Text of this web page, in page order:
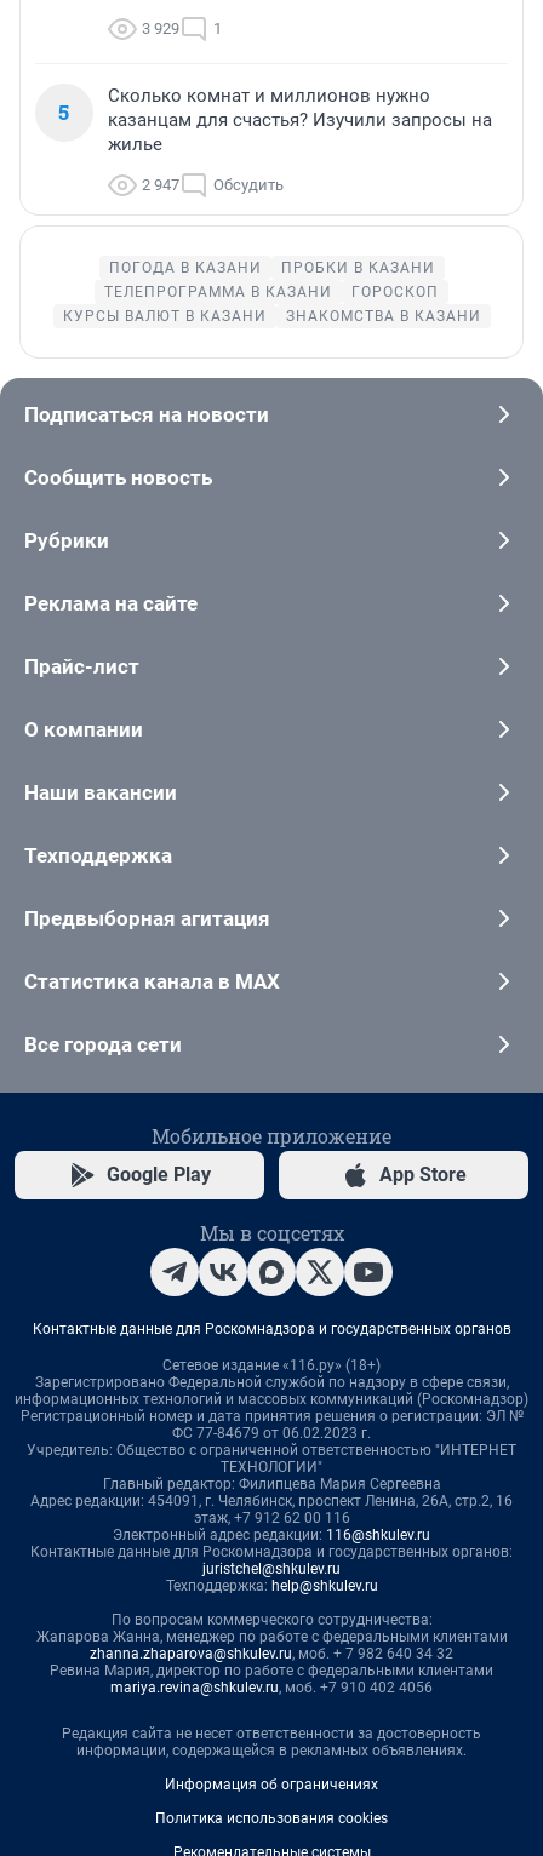
3 929 1
5
Сколько комнат и миллионов нужно
казанцам для счастья? Изучили запросы на
жилье
2 947 Обсудить
ПОГОДА В КАЗАНИ
ПРОБКИ В КАЗАНИ
ТЕЛЕПРОГРАММА В КАЗАНИ
ГОРОСКОП
КУРСЫ ВАЛЮТ В КАЗАНИ
ЗНАКОМСТВА В КАЗАНИ
Подписаться на новости
Сообщить новость
Рубрики
Реклама на сайте
Прайс-лист
О компании
Наши вакансии
Техподдержка
Предвыборная агитация
Статистика канала в MAX
Все города сети
Мобильное приложение
Google Play App Store
Мы в соцсетях
Контактные данные для Роскомнадзора и государственных органов
Сетевое издание «116.ру» (18+)
Зарегистрировано Федеральной службой по надзору в сфере связи,
информационных технологий и массовых коммуникаций (Роскомнадзор)
Регистрационный номер и дата принятия решения о регистрации: ЭЛ №
ФС 77-84679 от 06.02.2023 г.
Учредитель: Общество с ограниченной ответственностью "ИНТЕРНЕТ
ТЕХНОЛОГИИ"
Главный редактор: Филипцева Мария Сергеевна
Адрес редакции: 454091, г. Челябинск, проспект Ленина, 26А, стр.2, 16
этаж, +7 912 62 00 116
Электронный адрес редакции: 116@shkulev.ru
Контактные данные для Роскомнадзора и государственных органов:
juristchel@shkulev.ru
Техподдержка: help@shkulev.ru
По вопросам коммерческого сотрудничества:
Жапарова Жанна, менеджер по работе с федеральными клиентами
zhanna.zhaparova@shkulev.ru, моб. + 7 982 640 34 32
Ревина Мария, директор по работе с федеральными клиентами
mariya.revina@shkulev.ru, моб. +7 910 402 4056
Редакция сайта не несет ответственности за достоверность
информации, содержащейся в рекламных объявлениях.
Информация об ограничениях
Политика использования cookies
Рекомендательные системы